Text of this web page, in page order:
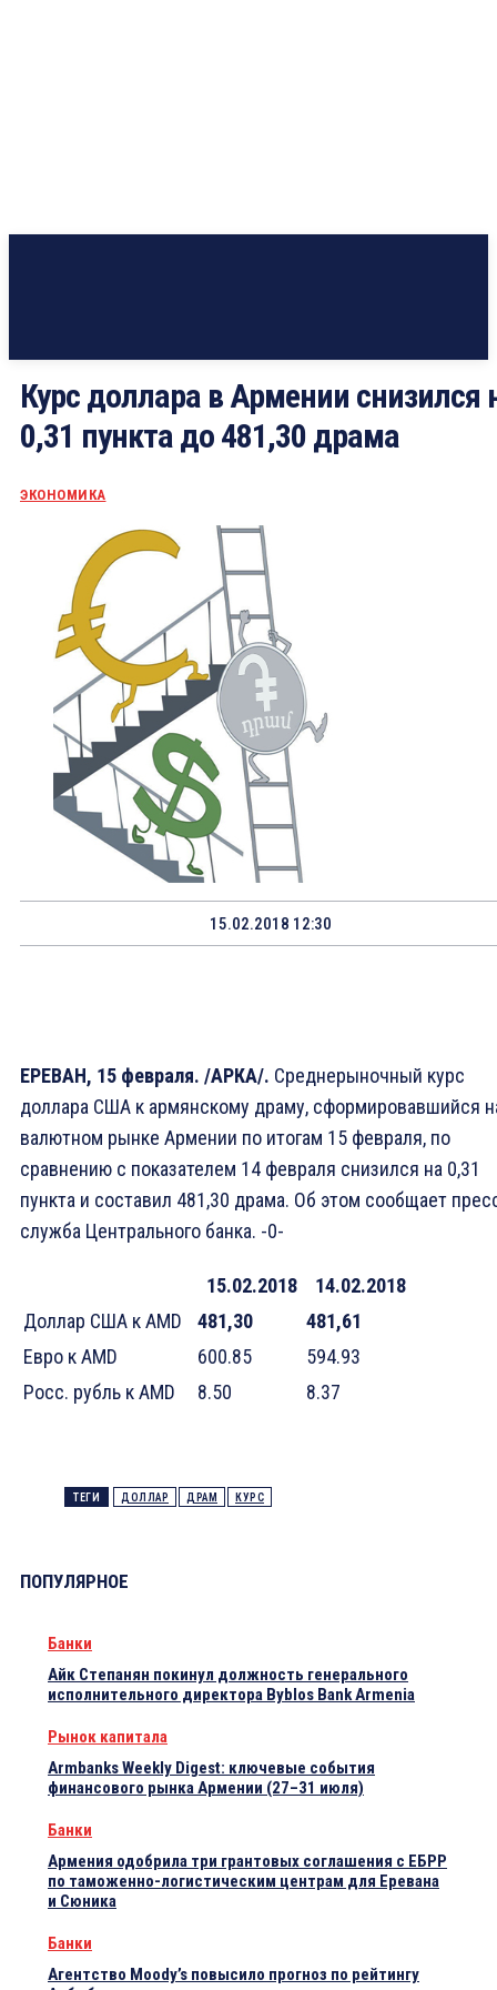
Курс доллара в Армении снизился
0,31 пункта до 481,30 драма
ЭКОНОМИКА
15.02.2018 12:30
ЕРЕВАН, 15 февраля. /АРКА/. Среднерыночный курс
доллара США к армянскому драму, сформировавшийся
валютном рынке Армении по итогам 15 февраля, по
сравнению с показателем 14 февраля снизился на 0,31
пункта и составил 481,30 драма. Об этом сообщает
служба Центрального банка. -0-
15.02.2018
14.02.2018
Доллар США к AMD
481,30
481,61
Eвро к AMD
600.85
594.93
Росс. рубль к AMD
8.50 8.37
ТЕГИ ДОЛЛАР ДРАМ КУРС
ПОПУЛЯРНОЕ
Банки
Айк Степанян покинул должность генерального
исполнительного директора Byblos Bank Armenia
Рынок капитала
Armbanks Weekly Digest: ключевые события
финансового рынка Армении (27–31 июля)
Банки
Армения одобрила три грантовых соглашения с ЕБРР
по таможенно-логистическим центрам для Еревана
и Сюника
Банки
Агентство Moody’s повысило прогноз по рейтингу